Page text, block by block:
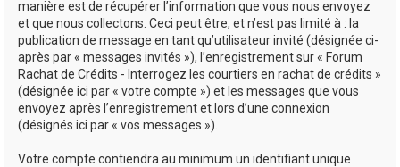
manière est de récupérer l’information que vous nous envoyez
et que nous collectons. Ceci peut être, et n’est pas limité à : la
publication de message en tant qu’utilisateur invité (désignée ci-
après par « messages invités »), l’enregistrement sur « Forum
Rachat de Crédits - Interrogez les courtiers en rachat de crédits »
(désignée ici par « votre compte ») et les messages que vous
envoyez après l’enregistrement et lors d’une connexion
(désignés ici par « vos messages »).
Votre compte contiendra au minimum un identifiant unique